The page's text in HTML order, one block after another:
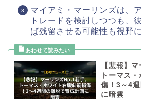
マイアミ・マーリンズは、
トレードを検討しつつも、
ば残留させる可能性も視野
【悲報】
トーマス
傷！3～4
に暗雲